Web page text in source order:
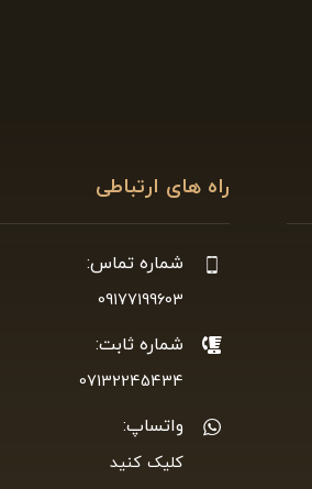
راه های ارتباطی
شماره تماس:
09177199603
شماره ثابت:
07132245434
واتساپ:
کلیک کنید